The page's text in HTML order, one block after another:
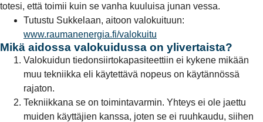
totesi, että toimii kuin se vanha kuuluisa junan vessa.
Tutustu Sukkelaan, aitoon valokuituun:
www.raumanenergia.fi/valokuitu
Mikä aidossa valokuidussa on ylivertaista?
Valokuidun tiedonsiirtokapasiteettiin ei kykene mikään
muu tekniikka eli käytettävä nopeus on käytännössä
rajaton.
Tekniikkana se on toimintavarmin. Yhteys ei ole jaettu
muiden käyttäjien kanssa, joten se ei ruuhkaudu, siihen